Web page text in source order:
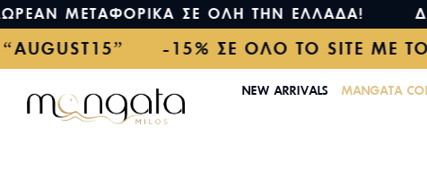
Μετάβαση
στο
ΜΕΤΑΦΟΡΙΚΑ ΣΕ ΟΛΗ ΤΗΝ ΕΛΛΑΔΑ!
-15% ΣΕ ΟΛΟ ΤΟ SITE
NEW ARRIVALS MANGATA